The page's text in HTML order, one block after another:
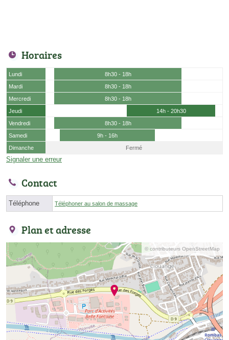
Horaires
Lundi
8h30 - 18h
Mardi
8h30 - 18h
Mercredi
8h30 - 18h
Jeudi
14h - 20h30
Vendredi
8h30 - 18h
Samedi
9h - 16h
Dimanche
Fermé
Signaler une erreur
Contact
Téléphone Téléphoner au salon de massage
Plan et adresse
© contributeurs OpenStreetMap